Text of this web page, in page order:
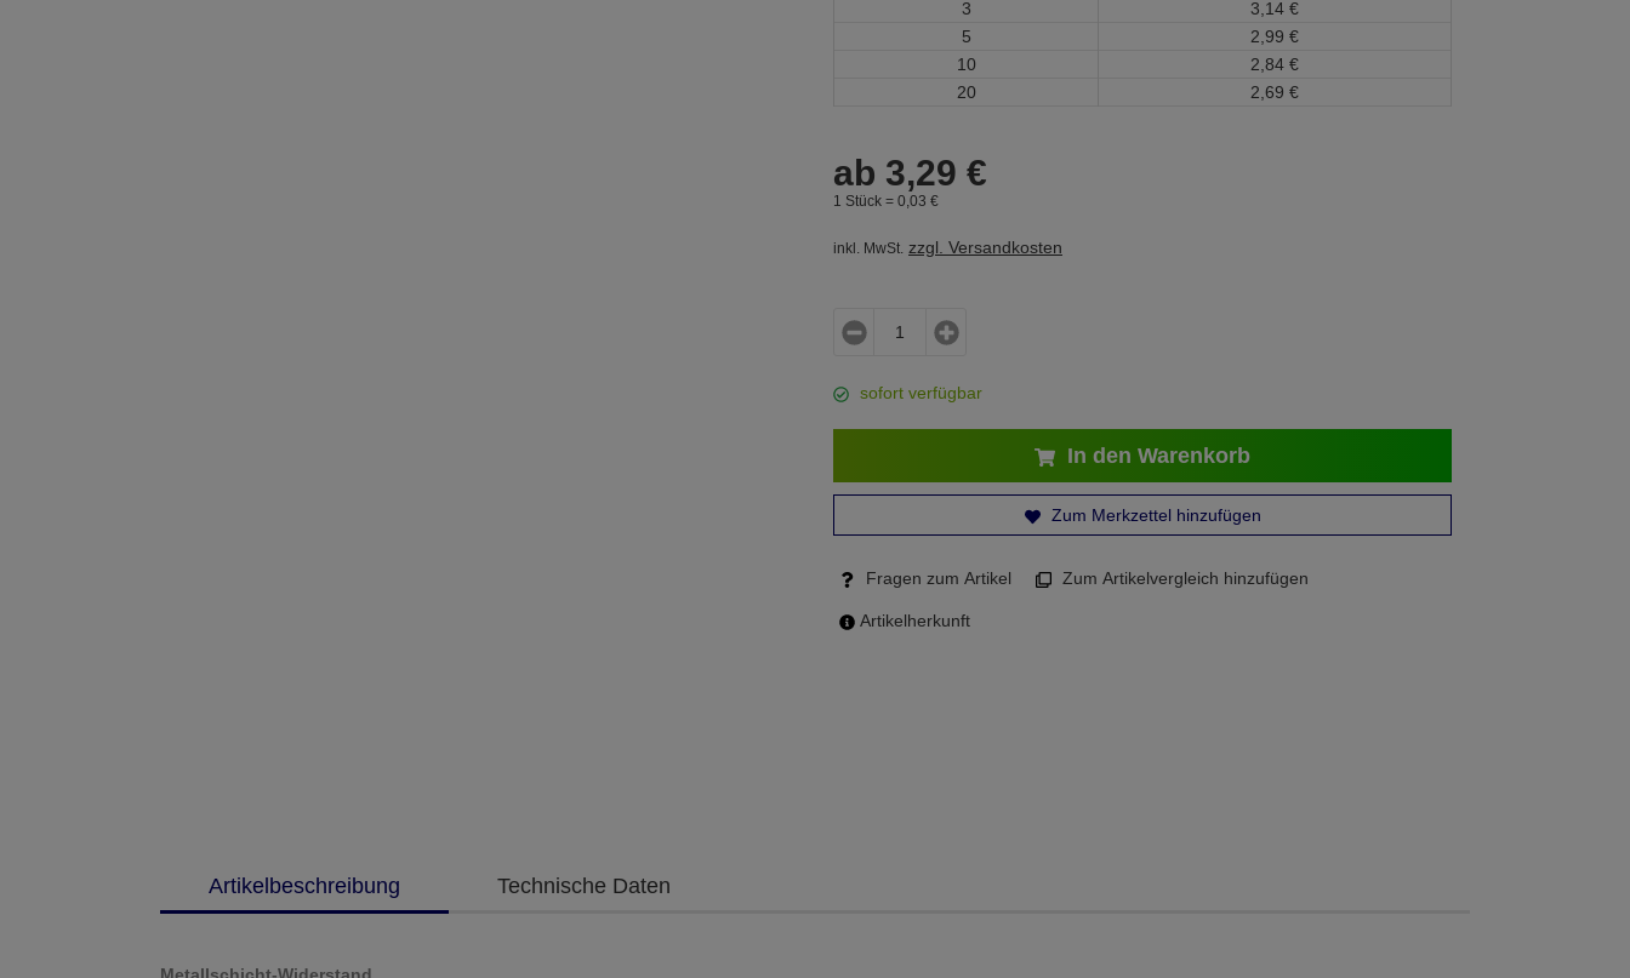
3
3, 14 €
5
2, 99 €
10
2, 84 €
20
2, 69 €
ab 3,29 €
1 Stück = 0, 03 €
inkl. MwSt. zzgl. Versandkosten
sofort verfügbar
In den Warenkorb
Zum Merkzettel hinzufügen
Fragen zum Artikel Zum Artikelvergleich hinzufügen
Artikelherkunft
Artikelbeschreibung Technische Daten